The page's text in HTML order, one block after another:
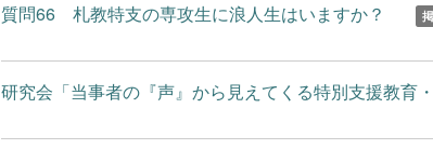
質問66 札教特支の専攻生に浪人生はいますか？
研究会「当事者の『声』から見えてくる特別支援教育